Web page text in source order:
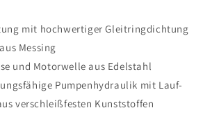
mit hochwertiger Gleitringdichtung
Messing
und Motorwelle aus Edelstahl
Pumpenhydraulik mit Lauf-
verschleißfesten Kunststoffen